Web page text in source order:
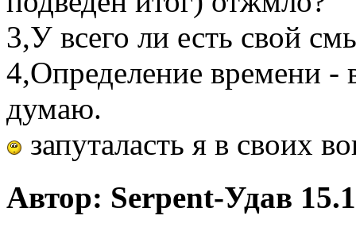
3,У всего ли есть свой
4,Определение времени -
думаю.
запуталасть я в своих
Автор: Serpent-Удав